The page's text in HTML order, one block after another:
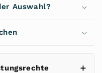
Auswahl?